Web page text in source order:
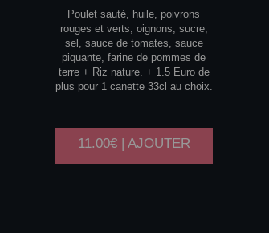
Poulet sauté, huile, poivrons
rouges et verts, oignons, sucre,
sel, sauce de tomates, sauce
piquante, farine de pommes de
terre + Riz nature. + 1.5 Euro de
plus pour 1 canette 33cl au choix.
11.00€ | AJOUTER